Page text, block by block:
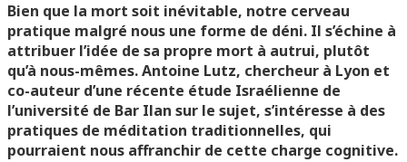
Bien que la mort soit inévitable, notre cerveau
pratique malgré nous une forme de déni. Il s’échine à
attribuer l’idée de sa propre mort à autrui, plutôt
qu’à nous-mêmes.Antoine Lutz, chercheur à Lyon et
co-auteur d’une récente étude Israélienne de
l’université de Bar Ilan sur le sujet, s’intéresse à des
pratiques de méditation traditionnelles, qui
pourraient nous affranchir de cette charge cognitive.